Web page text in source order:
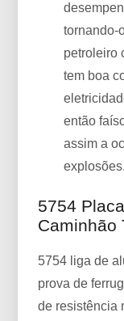
tornando-
petroleiro
tem boa
então
assim a
explosões.
5754
Caminhão
5754 liga de
prova de
de resistência